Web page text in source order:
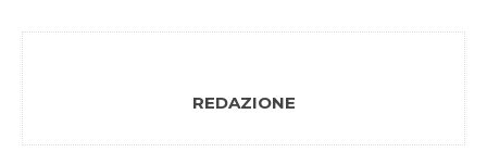
REDAZIONE